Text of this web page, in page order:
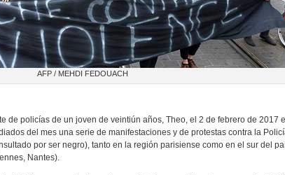
AFP / MEHDI FEDOUACH
de policías de un joven de veintiún años, Theo, el 2 de febrero de 2017
del mes una serie de manifestaciones y de protestas contra la
por ser negro), tanto en la región parisiense como en el sur del
Nantes).